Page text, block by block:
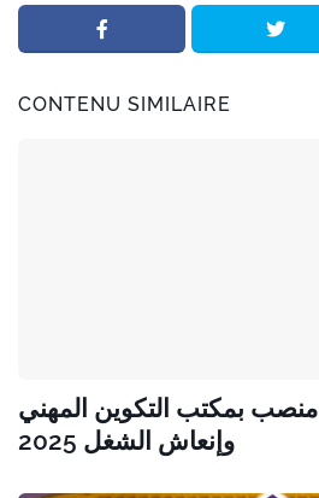
CONTENU SIMILAIRE
مباراة توظيف 435 منصب بمكتب التكوين المهني
وإنعاش الشغل 2025